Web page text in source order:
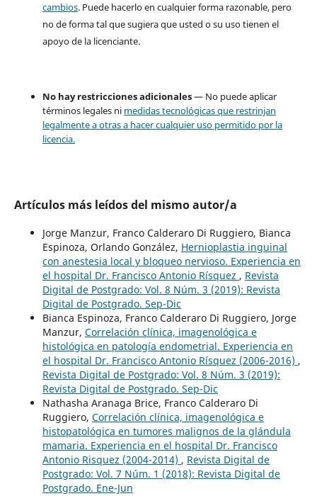
cambios. Puede hacerlo en cualquier forma razonable, pero
no de forma tal que sugiera que usted o su uso tienen el
apoyo de la licenciante.
No hay restricciones adicionales— No puede aplicar
términos legales ni medidas tecnológicas que restrinjan
legalmente a otras a hacer cualquier uso permitido por la
licencia.
Artículos más leídos del mismo autor/a
Jorge Manzur, Franco Calderaro Di Ruggiero, Bianca
Espinoza, Orlando González, Hernioplastia inguinal
con anestesia local y bloqueo nervioso. Experiencia en
el hospital Dr. Francisco Antonio Rísquez , Revista
Digital de Postgrado: Vol. 8 Núm. 3 (2019): Revista
Digital de Postgrado. Sep-Dic
Bianca Espinoza, Franco Calderaro Di Ruggiero, Jorge
Manzur, Correlación clínica, imagenológica e
histológica en patología endometrial. Experiencia en
el hospital Dr. Francisco Antonio Rísquez (2006-2016) ,
Revista Digital de Postgrado: Vol. 8 Núm. 3 (2019):
Revista Digital de Postgrado. Sep-Dic
Nathasha Aranaga Brice, Franco Calderaro Di
Ruggiero, Correlación clínica, imagenológica e
histopatológica en tumores malignos de la glándula
mamaria. Experiencia en el hospital Dr. Francisco
Antonio Risquez (2004-2014) , Revista Digital de
Postgrado: Vol. 7 Núm. 1 (2018): Revista Digital de
Postgrado. Ene-Jun